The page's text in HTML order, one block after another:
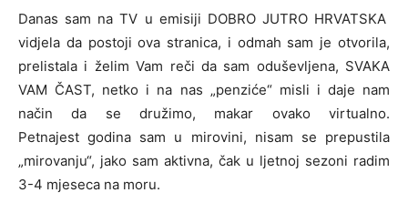
Danas sam na TV u emisiji DOBRO JUTRO HRVATSKA
vidjela da postoji ova stranica, i odmah sam je otvorila,
prelistala i želim Vam reči da sam oduševljena, SVAKA
VAM ČAST, netko i na nas „penziće“ misli i daje nam
način da se družimo, makar ovako virtualno.
Petnajest godina sam u mirovini, nisam se prepustila
„mirovanju“, jako sam aktivna, čak u ljetnoj sezoni radim
3-4 mjeseca na moru.